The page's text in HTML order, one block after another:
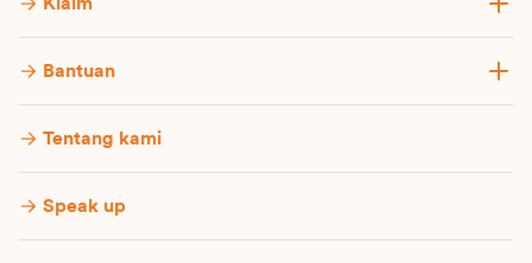
Bantuan
Tentang kami
Speak up